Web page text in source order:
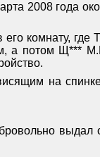
2008 года
комнату,
а потом Щ***
на
выдал